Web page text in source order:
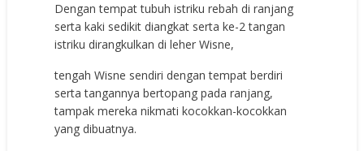
Dengan tempat tubuh istriku rebah di ranjang
serta kaki sedikit diangkat serta ke-2 tangan
istriku dirangkulkan di leher Wisne,
tengah Wisne sendiri dengan tempat berdiri
serta tangannya bertopang pada ranjang,
tampak mereka nikmati kocokkan-kocokkan
yang dibuatnya.